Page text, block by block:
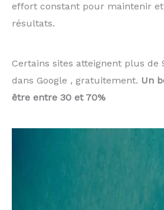
effort constant pour maintenir
résultats.
Certains sites atteignent plus de
dans Google , gratuitement. Un
être entre 30 et 70%